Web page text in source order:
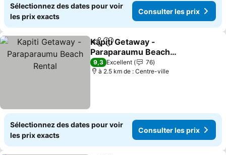
Sélectionnez des dates pour voir
les prix exacts
Consulter les prix
PartagerAjouter à mes favoris
Kapiti Getaway -
Paraparaumu Beach
Rental
Consulter les prix
9,3 Excellent
76
à 2.5 km de : Centre-ville
Sélectionnez des dates pour voir
les prix exacts
Consulter les prix